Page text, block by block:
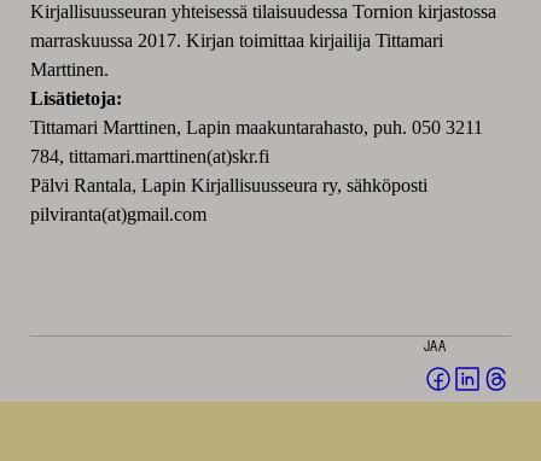
Kirjallisuusseuran yhteisessä tilaisuudessa Tornion kirjastossa
marraskuussa 2017. Kirjan toimittaa kirjailija Tittamari
Marttinen.
Lisätietoja:
Tittamari Marttinen, Lapin maakuntarahasto, puh. 050 3211
784, tittamari.marttinen(at)skr.fi
Pälvi Rantala, Lapin Kirjallisuusseura ry, sähköposti
pilviranta(at)gmail.com
JAA
Jaa Jaa